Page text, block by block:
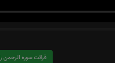
قرائت سوره الرحمن را تقبل میکنم